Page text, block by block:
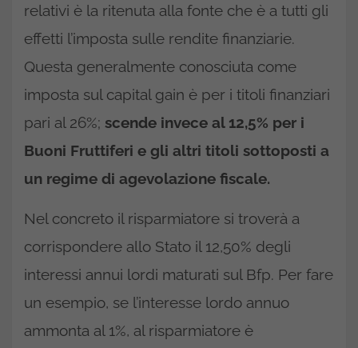
relativi è la ritenuta alla fonte che è a tutti gli
effetti l’imposta sulle rendite finanziarie.
Questa generalmente conosciuta come
imposta sul capital gain è per i titoli finanziari
pari al 26%; scende invece al 12,5% per i
Buoni Fruttiferi e gli altri titoli sottoposti a
un regime di agevolazione fiscale.
Nel concreto il risparmiatore si troverà a
corrispondere allo Stato il 12,50% degli
interessi annui lordi maturati sul Bfp. Per fare
un esempio, se l’interesse lordo annuo
ammonta al 1%, al risparmiatore è